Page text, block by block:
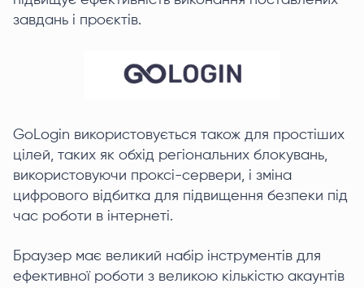
завдань і проєктів.
GoLogin використовується також для простіших
цілей, таких як обхід регіональних блокувань,
використовуючи проксі-сервери, і зміна
цифрового відбитка для підвищення безпеки під
час роботи в інтернеті.
Браузер має великий набір інструментів для
ефективної роботи з великою кількістю акаунтів